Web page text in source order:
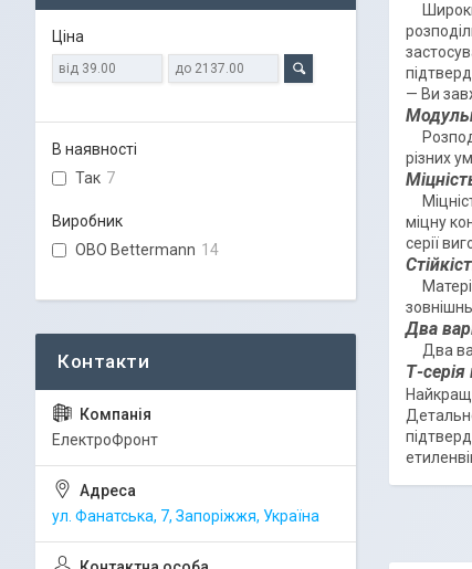
— Ви
різних
міцну
серії
Два
Два
Т-
Ціна
В наявності
Так 7
Виробник
OBO Bettermann 14
ЕлектроФронт
ул. Фанатська, 7, Запоріжжя, Україна